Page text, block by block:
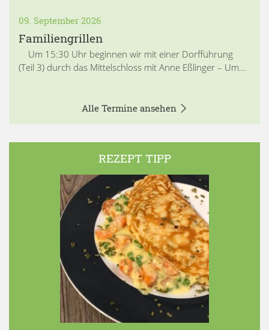
09. September 2026
Familiengrillen
Um 15:30 Uhr beginnen wir mit einer Dorfführung
(Teil 3) durch das Mittelschloss mit Anne Eßlinger – Um...
Alle Termine ansehen
REZEPT TIPP